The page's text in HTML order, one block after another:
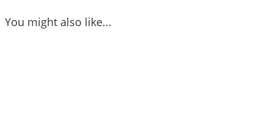
You might also like...